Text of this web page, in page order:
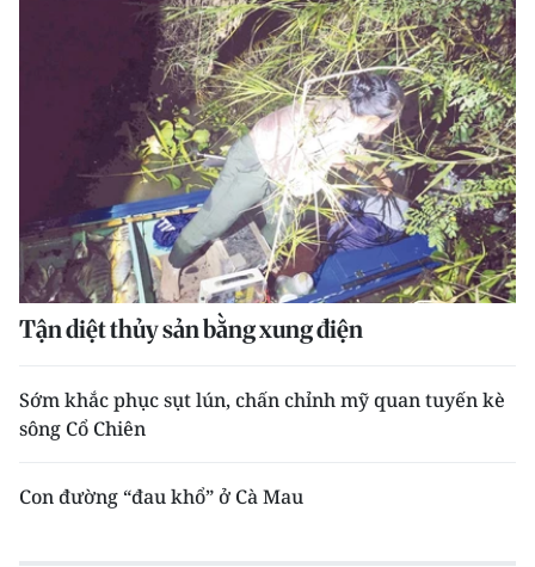
Tận diệt thủy sản bằng xung điện
Sớm khắc phục sụt lún, chấn chỉnh mỹ quan tuyến kè
sông Cổ Chiên
Con đường “đau khổ” ở Cà Mau